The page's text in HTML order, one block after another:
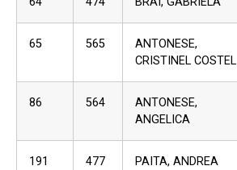
65 565
ANTONESE,
CRISTINEL COSTEL
86 564
ANTONESE,
ANGELICA
191 477 PAITA, ANDREA